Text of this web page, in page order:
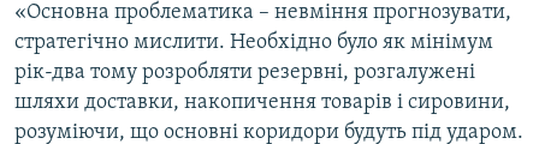
«Основна проблематика – невміння прогнозувати,
стратегічно мислити. Необхідно було як мінімум
рік-два тому розробляти резервні, розгалужені
шляхи доставки, накопичення товарів і сировини,
розуміючи, що основні коридори будуть під ударом.